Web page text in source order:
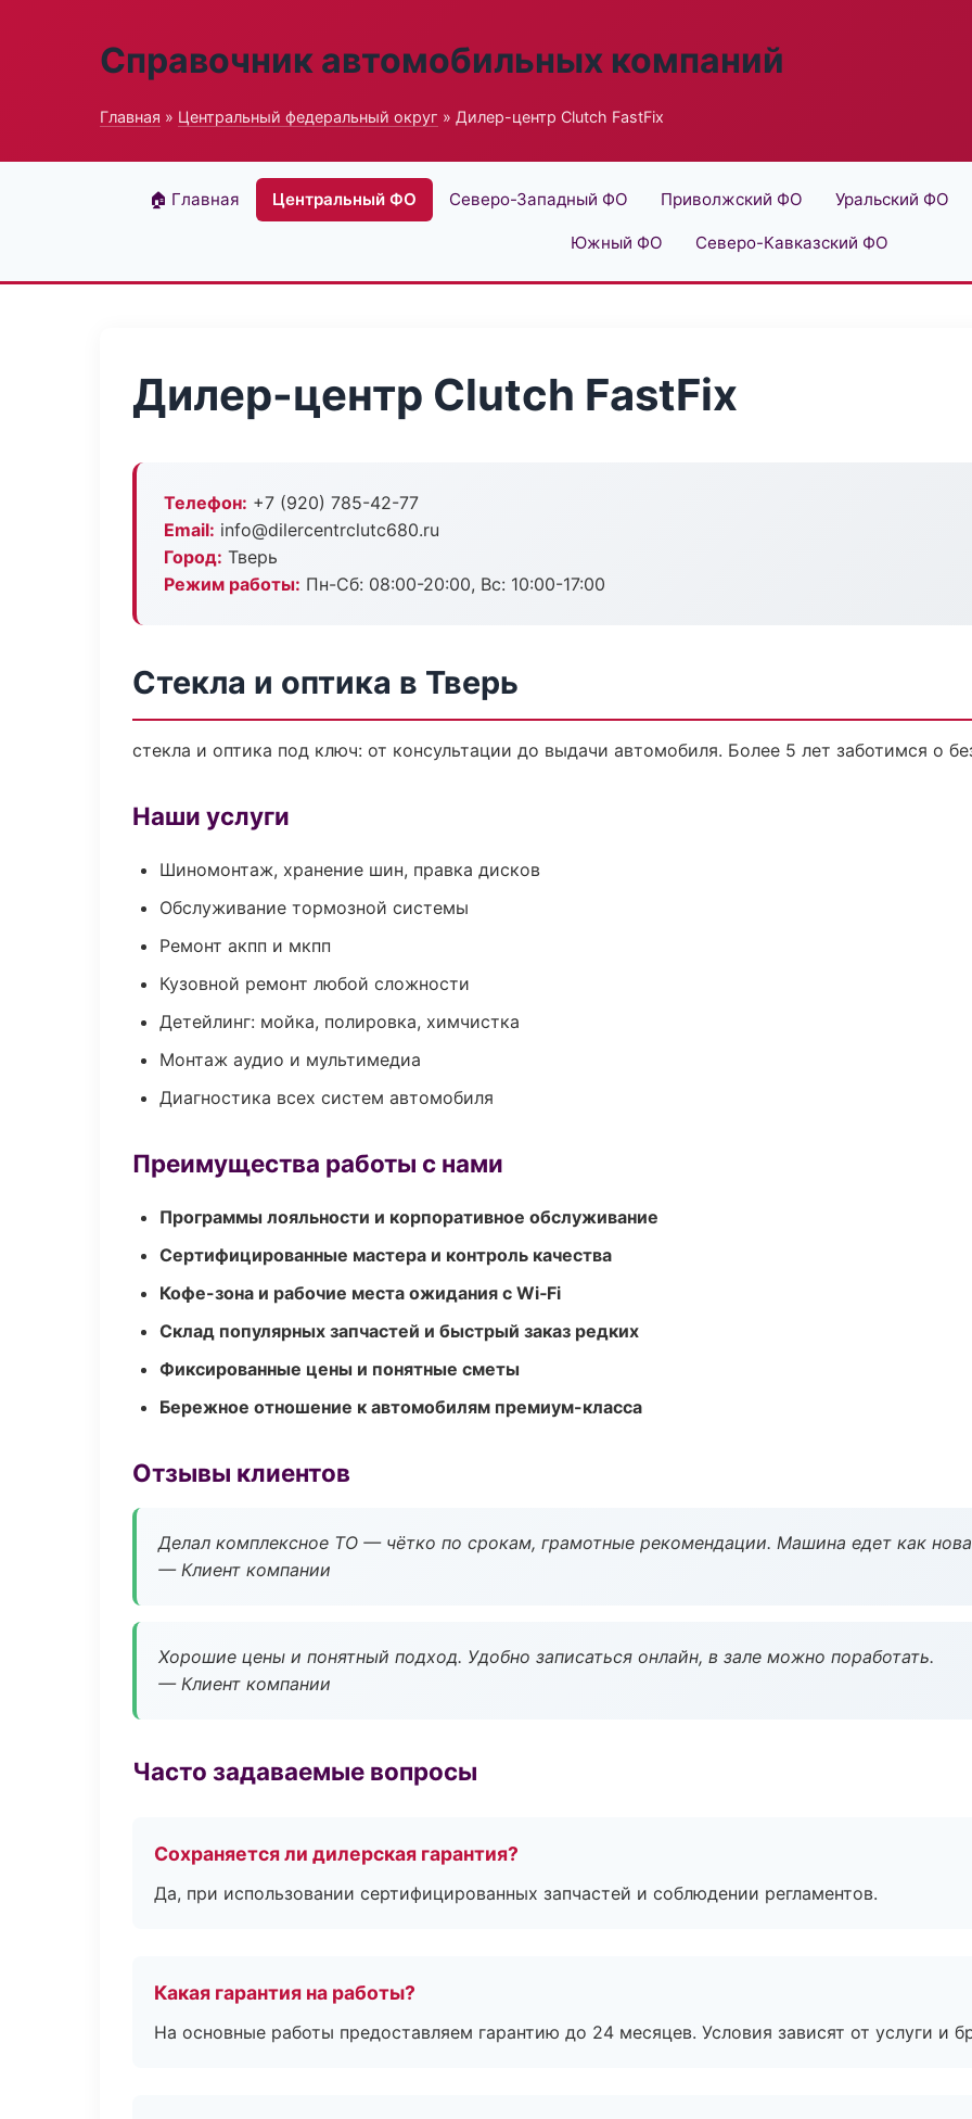
Справочник автомобильных компаний
Главная » Центральный федеральный округ » Дилер-центр Clutch FastFix
🏠 Главная Центральный ФО Северо-Западный ФО Приволжский ФО Уральский ФО
Южный ФО Северо-Кавказский ФО
Дилер-центр Clutch FastFix
Телефон: +7 (920) 785-42-77
Email: info@dilercentrclutc680.ru
Город: Тверь
Режим работы: Пн-Сб: 08:00-20:00, Вс: 10:00-17:00
Стекла и оптика в Тверь
стекла и оптика под ключ: от консультации до выдачи автомобиля. Более 5 лет заботимся о
Наши услуги
Шиномонтаж, хранение шин, правка дисков
Обслуживание тормозной системы
Ремонт акпп и мкпп
Кузовной ремонт любой сложности
Детейлинг: мойка, полировка, химчистка
Монтаж аудио и мультимедиа
Диагностика всех систем автомобиля
Преимущества работы с нами
Программы лояльности и корпоративное обслуживание
Сертифицированные мастера и контроль качества
Кофе-зона и рабочие места ожидания с Wi‑Fi
Склад популярных запчастей и быстрый заказ редких
Фиксированные цены и понятные сметы
Бережное отношение к автомобилям премиум-класса
Отзывы клиентов
Делал комплексное ТО — чётко по срокам, грамотные рекомендации. Машина едет как
— Клиент компании
Хорошие цены и понятный подход. Удобно записаться онлайн, в зале можно поработать.
— Клиент компании
Часто задаваемые вопросы
Сохраняется ли дилерская гарантия?
Да, при использовании сертифицированных запчастей и соблюдении регламентов.
Какая гарантия на работы?
На основные работы предоставляем гарантию до 24 месяцев. Условия зависят от услуги и